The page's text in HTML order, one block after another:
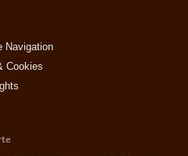
Navigation
Cookies